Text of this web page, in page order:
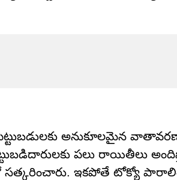
అనుకూలమైన
పలు రాయితీలు
సత్కరించారు. ఇకపోతే టోక్యో